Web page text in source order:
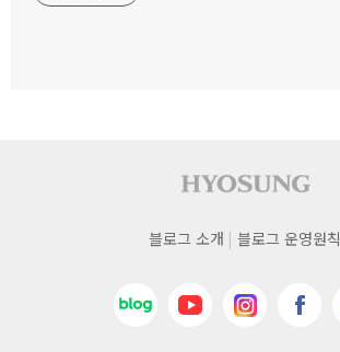
사이트 푸터
푸터
블로그 소개 블로그 운영원칙
네이버블로그
바로가기
유튜브
바로가기
인스타그램
바로가기
페이스북
바로가기